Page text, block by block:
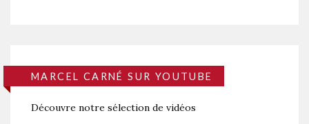
MARCEL CARNÉ SUR YOUTUBE
Découvre notre sélection de vidéos